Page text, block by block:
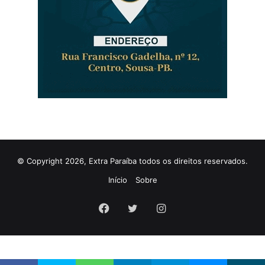
© Copyright 2026, Extra Paraíba todos os direitos reservados.
Início
Sobre
Facebook
TwitterInstagram